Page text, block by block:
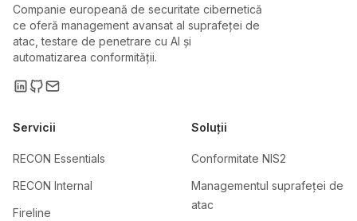
Companie europeană de securitate cibernetică
ce oferă management avansat al suprafeței de
atac, testare de penetrare cu AI și
automatizarea conformității.
Servicii
RECON Essentials
RECON Internal
Fireline
Soluții
Conformitate NIS2
Managementul suprafeței de
atac